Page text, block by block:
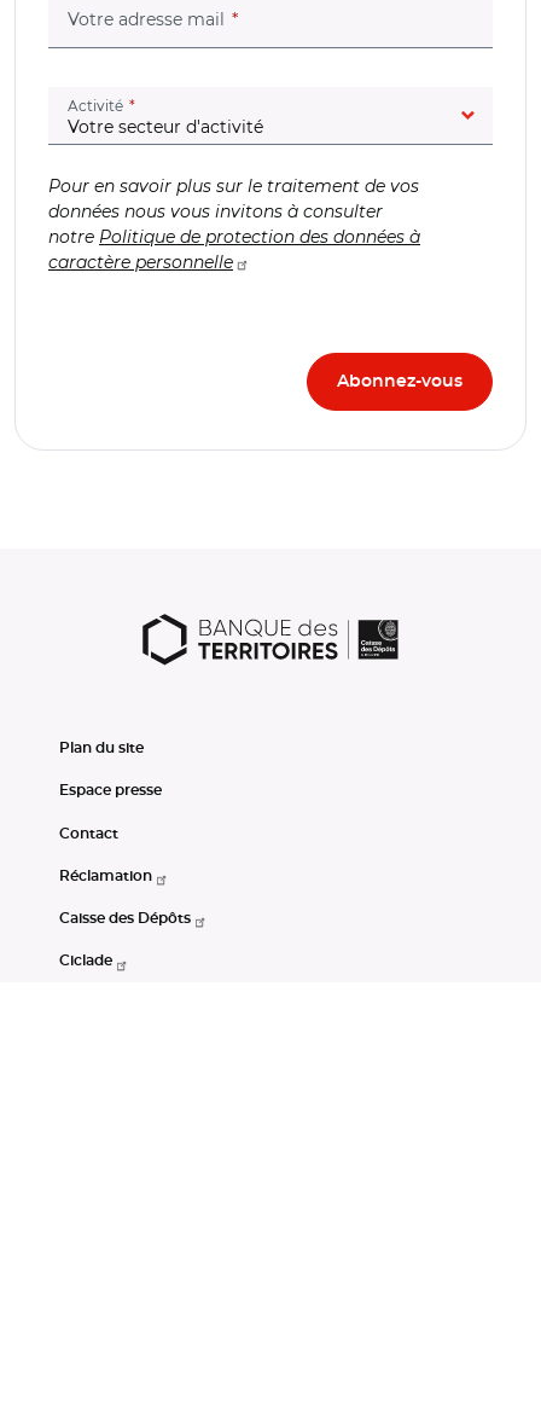
Votre adresse mail (champ obligatoire)
Activité (champ obligatoire)
Pour en savoir plus sur le traitement de vos
données nous vous invitons à consulter
notre Politique de protection des données à
caractère personnelle
Plan du site
Espace presse
Contact
Réclamation
Caisse des Dépôts
Ciclade